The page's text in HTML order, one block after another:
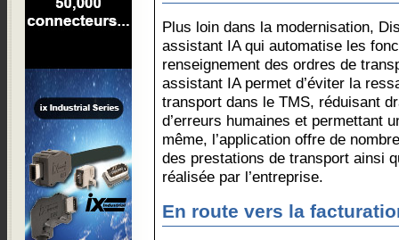
Plus loin dans la modernisation,
assistant IA qui automatise les
renseignement des ordres de
assistant IA permet d’éviter la
transport dans le TMS, réduisant
d’erreurs humaines et permettant
même, l’application offre de
des prestations de transport ainsi
réalisée par l’entreprise.
En route vers la